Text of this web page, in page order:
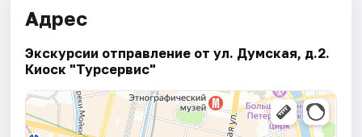
Адрес
Экскурсии отправление от ул. Думская, д.2.
Киоск "Турсервис"